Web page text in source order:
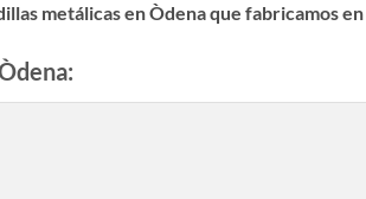
metálicas en Òdenaque fabricamos